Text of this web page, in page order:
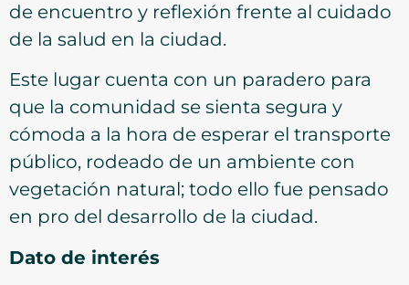
de encuentro y reflexión frente al cuidado
de la salud en la ciudad.
Este lugar cuenta con un paradero para
que la comunidad se sienta segura y
cómoda a la hora de esperar el transporte
público, rodeado de un ambiente con
vegetación natural; todo ello fue pensado
en pro del desarrollo de la ciudad.
Dato de interés